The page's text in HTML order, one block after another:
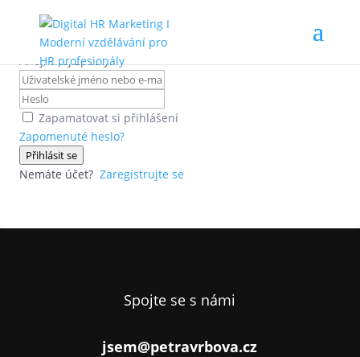
Ahoj, vítej zpátky!
Zapamatovat si přihlášení
Zapomenuté heslo?
Přihlásit se
Nemáte účet? Zaregistrujte se
Spojte se s námi
jsem@petravrbova.cz